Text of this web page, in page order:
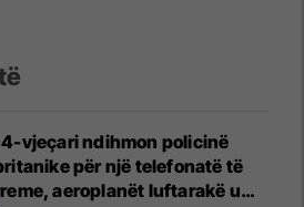
vjeçari ndihmon policinë
për një telefonatë të
aeroplanët luftarakë u